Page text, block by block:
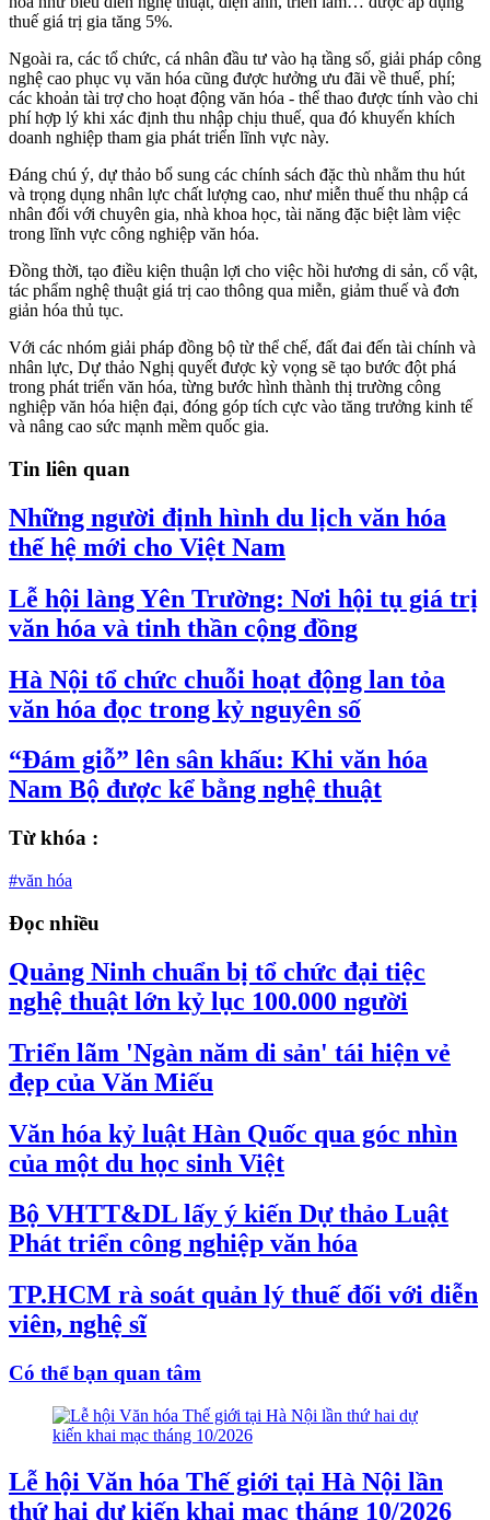
thuế giá trị gia tăng 5%.
Ngoài ra, các tổ chức, cá nhân đầu tư vào hạ tầng số, giải pháp công
nghệ cao phục vụ văn hóa cũng được hưởng ưu đãi về thuế, phí;
các khoản tài trợ cho hoạt động văn hóa - thể thao được tính vào chi
phí hợp lý khi xác định thu nhập chịu thuế, qua đó khuyến khích
doanh nghiệp tham gia phát triển lĩnh vực này.
Đáng chú ý, dự thảo bổ sung các chính sách đặc thù nhằm thu hút
và trọng dụng nhân lực chất lượng cao, như miễn thuế thu nhập cá
nhân đối với chuyên gia, nhà khoa học, tài năng đặc biệt làm việc
trong lĩnh vực công nghiệp văn hóa.
Đồng thời, tạo điều kiện thuận lợi cho việc hồi hương di sản, cổ vật,
tác phẩm nghệ thuật giá trị cao thông qua miễn, giảm thuế và đơn
giản hóa thủ tục.
Với các nhóm giải pháp đồng bộ từ thể chế, đất đai đến tài chính và
nhân lực, Dự thảo Nghị quyết được kỳ vọng sẽ tạo bước đột phá
trong phát triển văn hóa, từng bước hình thành thị trường công
nghiệp văn hóa hiện đại, đóng góp tích cực vào tăng trưởng kinh tế
và nâng cao sức mạnh mềm quốc gia.
Tin liên quan
Những người định hình du lịch văn hóa
thế hệ mới cho Việt Nam
Lễ hội làng Yên Trường: Nơi hội tụ giá trị
văn hóa và tinh thần cộng đồng
Hà Nội tổ chức chuỗi hoạt động lan tỏa
văn hóa đọc trong kỷ nguyên số
“Đám giỗ” lên sân khấu: Khi văn hóa
Nam Bộ được kể bằng nghệ thuật
Từ khóa :
#văn hóa
Đọc nhiều
Quảng Ninh chuẩn bị tổ chức đại tiệc
nghệ thuật lớn kỷ lục 100.000 người
Triển lãm 'Ngàn năm di sản' tái hiện vẻ
đẹp của Văn Miếu
Văn hóa kỷ luật Hàn Quốc qua góc nhìn
của một du học sinh Việt
Bộ VHTT&DL lấy ý kiến Dự thảo Luật
Phát triển công nghiệp văn hóa
TP.HCM rà soát quản lý thuế đối với diễn
viên, nghệ sĩ
Có thể bạn quan tâm
Lễ hội Văn hóa Thế giới tại Hà Nội lần
thứ hai dự kiến khai mạc tháng 10/2026